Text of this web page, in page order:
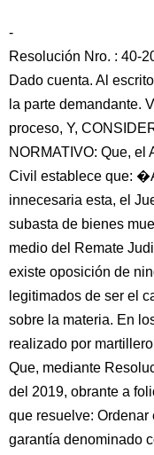
-
Resolución Nro. : 40-
Dado cuenta. Al
la parte demandante.
proceso, Y,
NORMATIVO: Que,
Civil establece que:
innecesaria esta, el
subasta de bienes
medio del Remate
existe oposición de
legitimados de ser el
sobre la materia. En
realizado por
Que, mediante
del 2019, obrante a
que resuelve:
garantía denominado